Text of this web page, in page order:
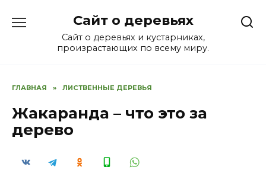
содержанию
Сайт о деревьях
Сайт о деревьях и кустарниках,
произрастающих по всему миру.
ГЛАВНАЯ » ЛИСТВЕННЫЕ ДЕРЕВЬЯ
Жакаранда – что это за
дерево